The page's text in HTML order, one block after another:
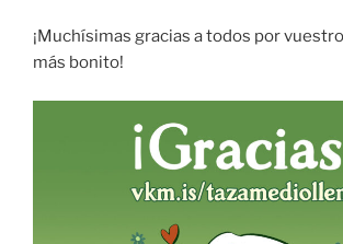
¡Muchísimas gracias a todos por
más bonito!